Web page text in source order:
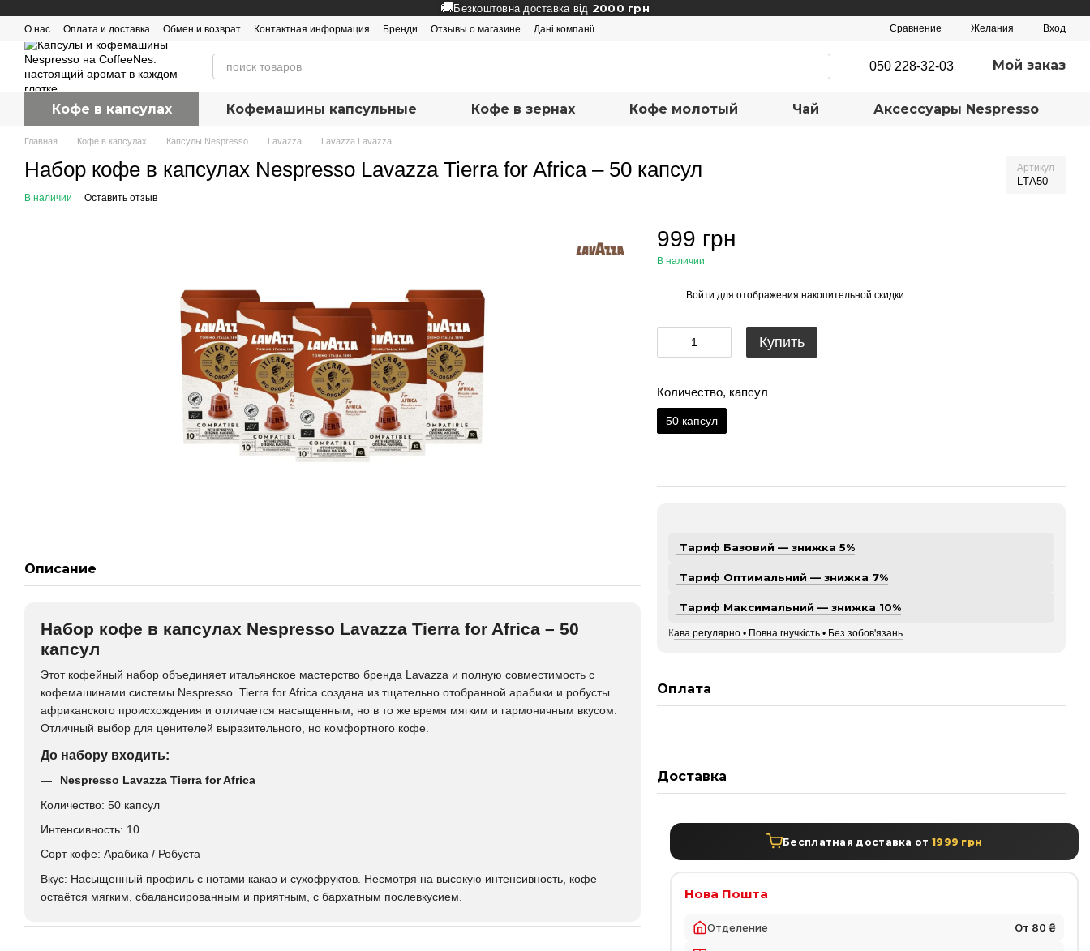
🚚Безкоштовна доставка від 2000 грн
О нас Оплата и доставка Обмен и возврат Контактная информация Бренди Отзывы о магазине Дані компанії Сравнение Желания Вход
050 228-32-03 Мой заказ
Кофе в капсулах Кофемашины капсульные Кофе в зернах Кофе молотый Чай Аксеcсуары Nespresso
Главная Кофе в капсулах Капсулы Nespresso Lavazza Lavazza Lavazza
Набор кофе в капсулах Nespresso Lavazza Tierra for Africa – 50 капсул Артикул
LТА50
В наличии Оставить отзыв
Описание
Набор кофе в капсулах Nespresso Lavazza Tierra for Africa – 50
капсул
Этот кофейный набор объединяет итальянское мастерство бренда Lavazza и полную совместимость с
кофемашинами системы Nespresso . Tierra for Africa создана из тщательно отобранной арабики и робусты
африканского происхождения и отличается насыщенным, но в то же время мягким и гармоничным вкусом.
Отличный выбор для ценителей выразительного, но комфортного кофе.
До набору входить:
Nespresso Lavazza Tierra for Africa
Количество: 50 капсул
Интенсивность: 10
Сорт кофе: Арабика / Робуста
Вкус: Насыщенный профиль с нотами какао и сухофруктов. Несмотря на высокую интенсивность, кофе
остаётся мягким, сбалансированным и приятным, с бархатным послевкусием.
999 грн
В наличии
Войти для отображения накопительной скидки
Купить
Количество, капсул
50 капсул
Тариф Базовий — знижка 5%
Тариф Оптимальний — знижка 7%
Тариф Максимальний — знижка 10%
Кава регулярно • Повна гнучкість • Без зобов'язань
Оплата
Доставка
Бесплатная доставка от 1999 грн
Нова Пошта
Отделение От 80 ₴